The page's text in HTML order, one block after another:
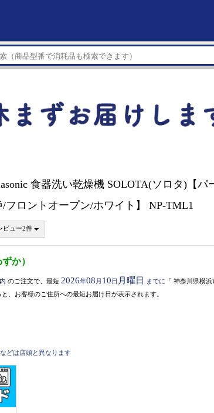
食器洗い乾燥機 SOLOTA(ソロタ)【パ
フロントオープン/ホワイト】 NP-TML1
ビュー2件
か）
のご注文で、最短 2026年08 月 10日 月曜日 までに 「 神奈川県横浜
、お客様のご住所への最短お届け日が表示されます。
どは店頭と異なります